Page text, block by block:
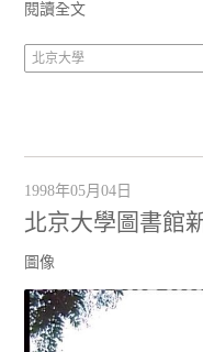
閱讀全文
北京大學
1998年05月04日
北京大學圖書館
圖像